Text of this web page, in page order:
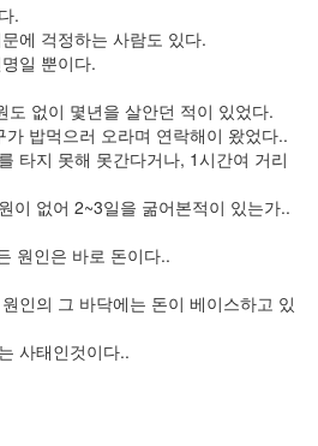
.
에 걱정하는 사람도 있다.
일 뿐이다.
도 없이 몇년을 살안던 적이 있었다.
밥먹으러 오라며 연락해이 왔었다..
타지 못해 못간다거나, 1시간여 거리
이 없어 2~3일을 굶어본적이 있는가..
원인은 바로 돈이다..
인의 그 바닥에는 돈이 베이스하고 있
사태인것이다..